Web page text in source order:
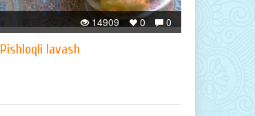
0
0
14909
Pishloqli lavash